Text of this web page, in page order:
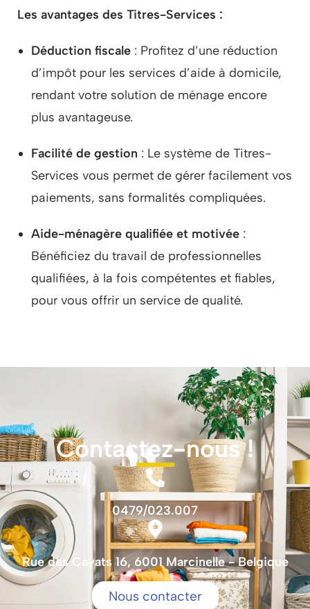
Les avantages des Titres-Services :
Déduction fiscale : Profitez d’une réduction
d’impôt pour les services d’aide à domicile,
rendant votre solution de ménage encore
plus avantageuse.
Facilité de gestion : Le système de Titres-
Services vous permet de gérer facilement vos
paiements, sans formalités compliquées.
Aide-ménagère qualifiée et motivée :
Bénéficiez du travail de professionnelles
qualifiées, à la fois compétentes et fiables,
pour vous offrir un service de qualité.
Contactez-nous !
0479/023.007
Rue des Cayats 16, 6001 Marcinelle - Belgique
Nous contacter